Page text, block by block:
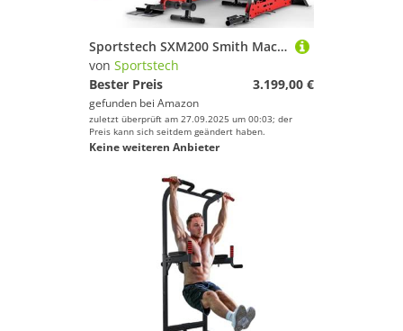
Sportstech SXM200 Smith Machine für Zuhause, Power Rack mit Kabelzug, Klimmzug, Langhantelstange, Bench Press, Multipresse, 140kg Trainingsgewicht, Kraftstation inkl. Griffe, Multifunktional, Home Gym
von Sportstech
Bester Preis
3.199,00 €
gefunden bei Amazon
zuletzt überprüft am 27.09.2025 um 00:03; der
Preis kann sich seitdem geändert haben.
Keine weiteren Anbieter